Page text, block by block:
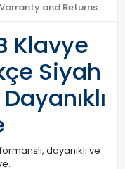
and Returns
Klavye
Siyah
dayanıklı ve